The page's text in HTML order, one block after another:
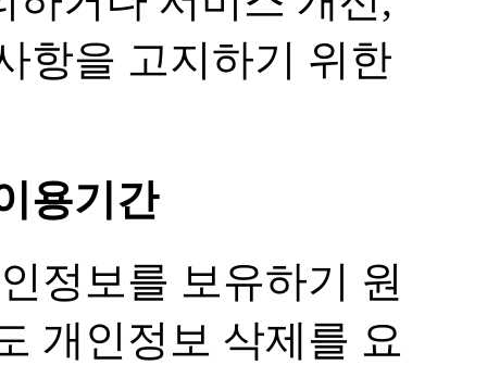
항을 고지하기 위한
용기간
정보를 보유하기 원
개인정보 삭제를 요